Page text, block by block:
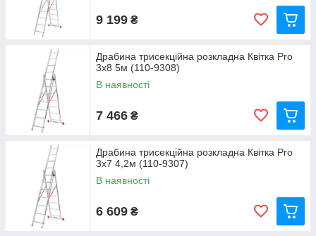
9 199 ₴
Драбина трисекційна розкладна Квітка Pro
3x8 5м (110-9308)
В наявності
7 466 ₴
Драбина трисекційна розкладна Квітка Pro
3x7 4,2м (110-9307)
В наявності
6 609 ₴